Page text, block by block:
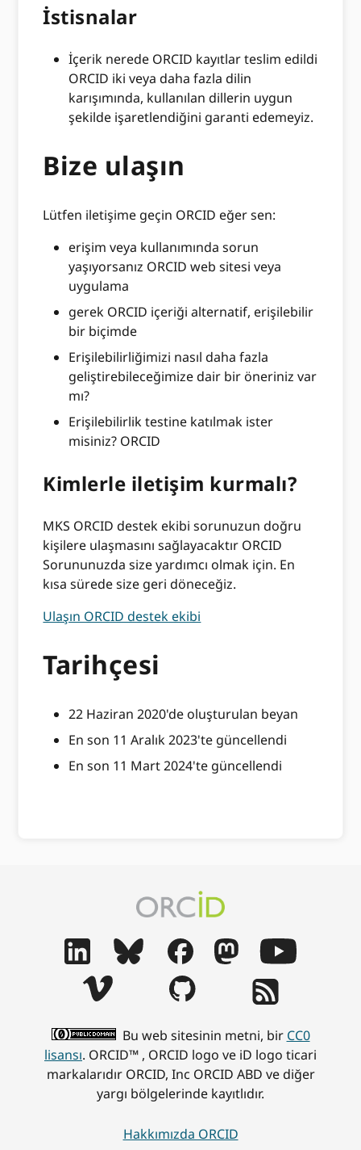
İstisnalar
İçerik nerede ORCID kayıtlar teslim edildi
ORCID iki veya daha fazla dilin
karışımında, kullanılan dillerin uygun
şekilde işaretlendiğini garanti edemeyiz.
Bize ulaşın
Lütfen iletişime geçin ORCID eğer sen:
erişim veya kullanımında sorun
yaşıyorsanız ORCID web sitesi veya
uygulama
gerek ORCID içeriği alternatif, erişilebilir
bir biçimde
Erişilebilirliğimizi nasıl daha fazla
geliştirebileceğimize dair bir öneriniz var
mı?
Erişilebilirlik testine katılmak ister
misiniz? ORCID
Kimlerle iletişim kurmalı?
MKS ORCID destek ekibi sorunuzun doğru
kişilere ulaşmasını sağlayacaktır ORCID
Sorununuzda size yardımcı olmak için. En
kısa sürede size geri döneceğiz.
Ulaşın ORCID destek ekibi
Tarihçesi
22 Haziran 2020'de oluşturulan beyan
En son 11 Aralık 2023'te güncellendi
En son 11 Mart 2024'te güncellendi
Bu web sitesinin metni, bir CC0
lisansı. ORCID™ , ORCID logo ve iD logo ticari
markalarıdır ORCID, Inc ORCID ABD ve diğer
yargı bölgelerinde kayıtlıdır.
Hakkımızda ORCID